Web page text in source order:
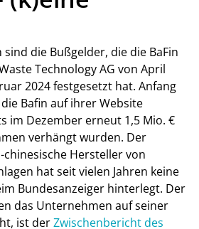
sind die Bußgelder, die die BaFin
Technology AG von April
2024 festgesetzt hat. Anfang
Bafin auf ihrer Website
im Dezember erneut 1,5 Mio. €
verhängt wurden. Der
Hersteller von
hat seit vielen Jahren keine
Bundesanzeiger hinterlegt. Der
das Unternehmen auf seiner
ist derZwischenbericht des